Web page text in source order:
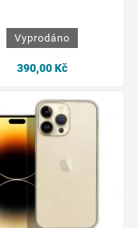
Vyprodáno
390,00 Kč